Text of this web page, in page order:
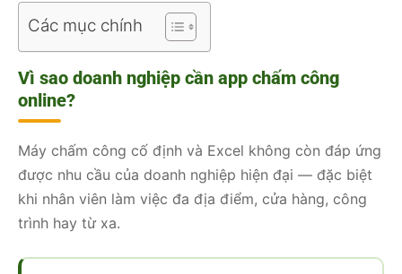
Các mục chính
Vì sao doanh nghiệp cần app chấm công
online?
Máy chấm công cố định và Excel không còn đáp ứng
được nhu cầu của doanh nghiệp hiện đại — đặc biệt
khi nhân viên làm việc đa địa điểm, cửa hàng, công
trình hay từ xa.